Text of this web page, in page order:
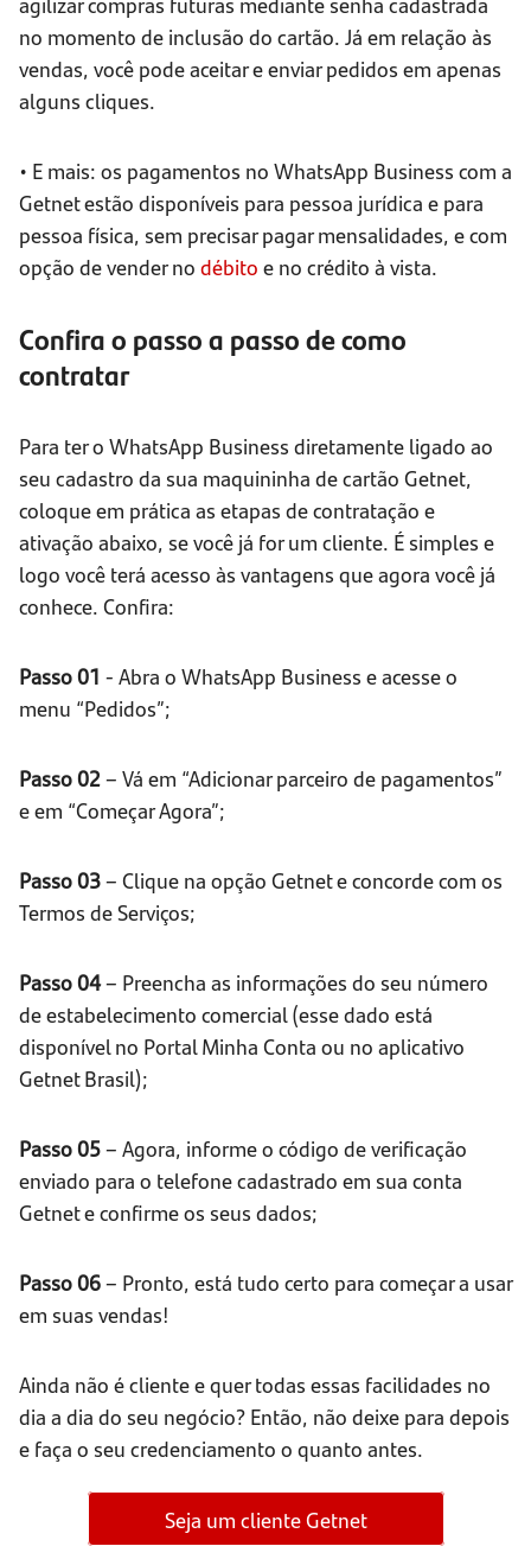
no momento de inclusão do cartão. Já em relação às
vendas, você pode aceitar e enviar pedidos em apenas
alguns cliques.
• E mais: os pagamentos no WhatsApp Business com a
Getnet estão disponíveis para pessoa jurídica e para
pessoa física, sem precisar pagar mensalidades, e com
opção de vender no débito e no crédito à vista.
Confira o passo a passo de como
contratar
Para ter o WhatsApp Business diretamente ligado ao
seu cadastro da sua maquininha de cartão Getnet,
coloque em prática as etapas de contratação e
ativação abaixo, se você já for um cliente. É simples e
logo você terá acesso às vantagens que agora você já
conhece. Confira:
Passo 01 - Abra o WhatsApp Business e acesse o
menu “Pedidos”;
Passo 02– Vá em “Adicionar parceiro de pagamentos”
e em “Começar Agora”;
Passo 03– Clique na opção Getnet e concorde com os
Termos de Serviços;
Passo 04– Preencha as informações do seu número
de estabelecimento comercial (esse dado está
disponível no Portal Minha Conta ou no aplicativo
Getnet Brasil);
Passo 05– Agora, informe o código de verificação
enviado para o telefone cadastrado em sua conta
Getnet e confirme os seus dados;
Passo 06– Pronto, está tudo certo para começar a usar
em suas vendas!
Ainda não é cliente e quer todas essas facilidades no
dia a dia do seu negócio? Então, não deixe para depois
e faça o seu credenciamento o quanto antes.
Seja um cliente Getnet